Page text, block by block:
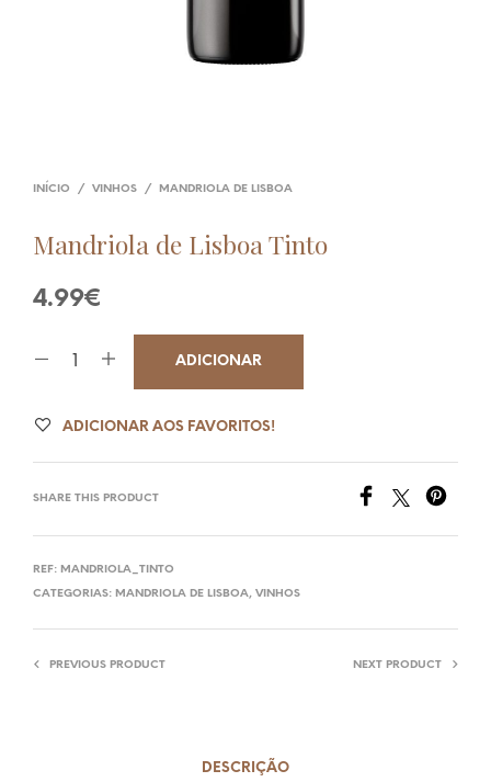
INÍCIO / VINHOS / MANDRIOLA DE LISBOA
Mandriola de Lisboa Tinto
4.99€
ADICIONAR
ADICIONAR AOS FAVORITOS!
SHARE THIS PRODUCT
REF: MANDRIOLA_TINTO
CATEGORIAS: MANDRIOLA DE LISBOA, VINHOS
PREVIOUS PRODUCT NEXT PRODUCT
DESCRIÇÃO